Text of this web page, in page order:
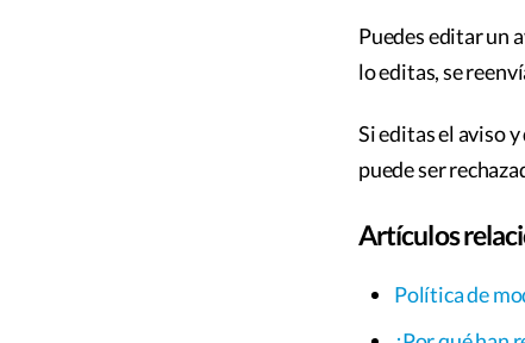
Puedes editar un
lo editas, se
Si editas el aviso
puede ser
Artículos
Política de